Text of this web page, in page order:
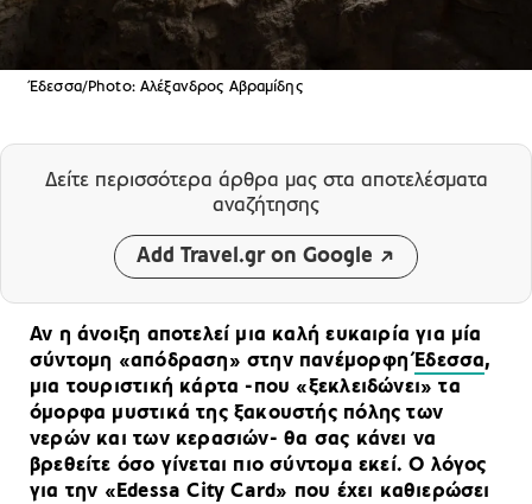
Έδεσσα/Photo: Αλέξανδρος Αβραμίδης
Δείτε περισσότερα άρθρα μας στα αποτελέσματα
αναζήτησης
Add Travel.gr on Google
Αν η άνοιξη αποτελεί μια καλή ευκαιρία για μία
σύντομη «απόδραση» στην πανέμορφηΈδεσσα,
μια τουριστική κάρτα -που «ξεκλειδώνει» τα
όμορφα μυστικά της ξακουστής πόλης των
νερών και των κερασιών- θα σας κάνει να
βρεθείτε όσο γίνεται πιο σύντομα εκεί. Ο λόγος
για την «Edessa City Card» που έχει καθιερώσει